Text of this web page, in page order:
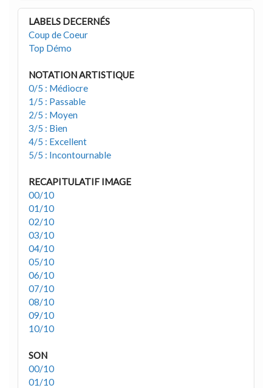
LABELS DECERNÉS
Coup de Coeur
Top Démo
NOTATION ARTISTIQUE
0/5 : Médiocre
1/5 : Passable
2/5 : Moyen
3/5 : Bien
4/5 : Excellent
5/5 : Incontournable
RECAPITULATIF IMAGE
00/10
01/10
02/10
03/10
04/10
05/10
06/10
07/10
08/10
09/10
10/10
SON
00/10
01/10